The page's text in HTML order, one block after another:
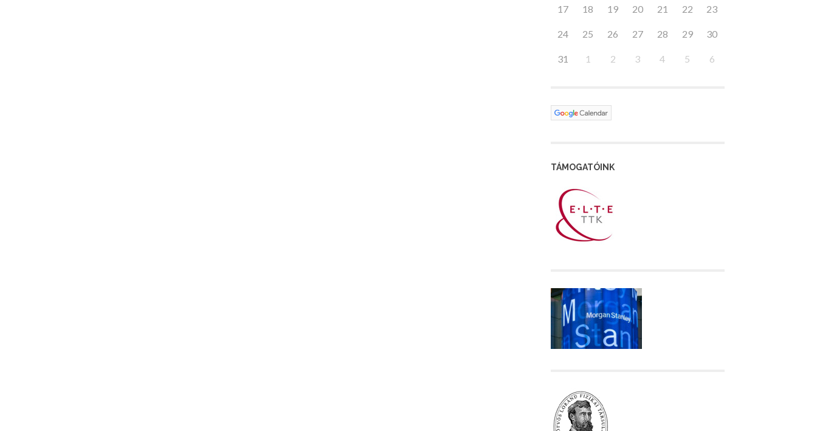
17 18 19 20 21 22 23
24 25 26 27 28 29 30
31 1 2 3 4 5 6
TÁMOGATÓINK